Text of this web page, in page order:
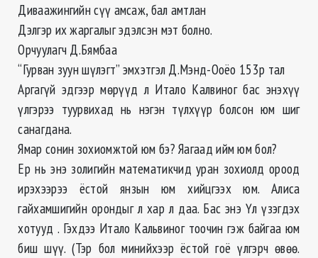
Диваажингийн сүү амсаж, бал амтлан
Дэлгэр их жаргалыг эдэлсэн мэт болно.
Орчуулагч Д.Бямбаа
“Гурван зуун шүлэгт” эмхэтгэл Д.Мэнд-Ооёо 153р тал
Аргагүй эдгээр мөрүүд л Итало Калвиног бас энэхүү
үлгэрээ туурвихад нь нэгэн түлхүүр болсон юм шиг
санагдана.
Ямар сонин зохиомжтой юм бэ? Яагаад ийм юм бол?
Ер нь энэ золигийн математикчид уран зохиолд ороод
ирэхээрээ ёстой янзын юм хийцгээх юм. Алиса
гайхамшигийн орондыг л хар л даа. Бас энэ Үл үзэгдэх
хотууд . Гэхдээ Итало Кальвиног тоочин гэж байгаа юм
биш шүү. (Тэр бол минийхээр ёстой гоё үлгэрч өвөө.